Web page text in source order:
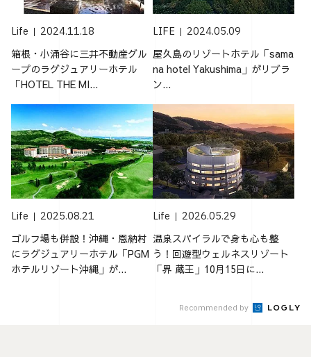
Life 2024.11.18
箱根・小涌谷に三井不動産グル
ープのラグジュアリーホテル
「HOTEL THE MI...
LIFE 2024.05.09
屋久島のリゾートホテル「sama
na hotel Yakushima」がリブラ
ン...
Life 2025.08.21
ゴルフ場も併設！沖縄・恩納村
にラグジュアリーホテル「PGM
ホテルリゾート沖縄」が...
Life 2026.05.29
温泉スパイラルで身も心も整
う！回遊型ウェルネスリゾート
「界 蔵王」10月15日に...
Recommended by